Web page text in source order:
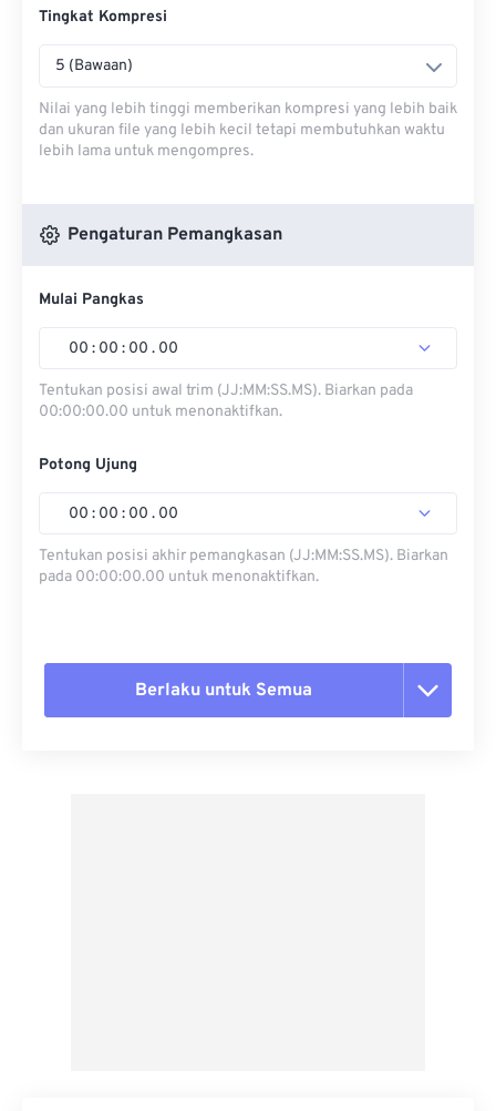
Tingkat Kompresi
5 (Bawaan)
Nilai yang lebih tinggi memberikan kompresi yang lebih baik
dan ukuran file yang lebih kecil tetapi membutuhkan waktu
lebih lama untuk mengompres.
Pengaturan Pemangkasan
Mulai Pangkas
00 : 00 : 00 . 00
Tentukan posisi awal trim (JJ:MM:SS.MS). Biarkan pada
00:00:00.00 untuk menonaktifkan.
Potong Ujung
00 : 00 : 00 . 00
Tentukan posisi akhir pemangkasan (JJ:MM:SS.MS). Biarkan
pada 00:00:00.00 untuk menonaktifkan.
Berlaku untuk Semua